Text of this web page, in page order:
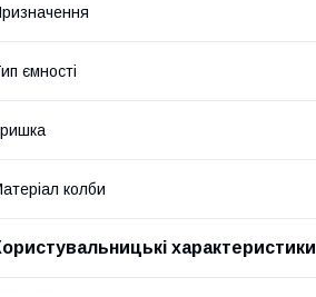
ємності
колби
характеристики